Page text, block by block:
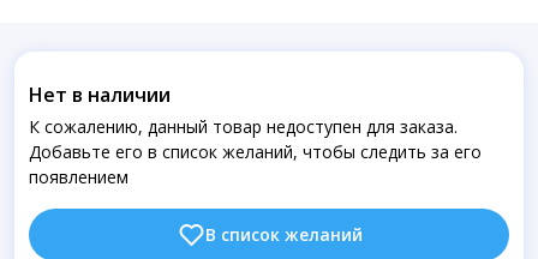
Нет в наличии
К сожалению, данный товар недоступен для заказа.
Добавьте его в список желаний, чтобы следить за его
появлением
В список желаний